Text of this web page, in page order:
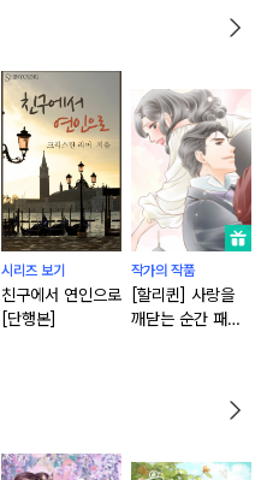
시리즈 보기
친구에서 연인으로
[단행본]
작가의 작품
[할리퀸] 사랑을
깨닫는 순간 패키